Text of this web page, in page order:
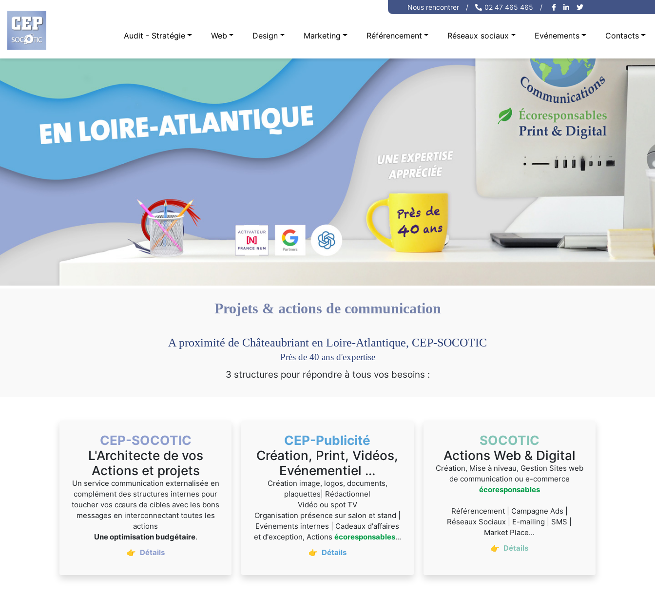
Nous rencontrer / 02 47 465 465 /
Audit - Stratégie Web Design Marketing Référencement Réseaux sociaux Evénements Contacts
Projets & actions de communication
A proximité de Châteaubriant en Loire-Atlantique, CEP-SOCOTIC
Près de 40 ans d'expertise
3 structures pour répondre à tous vos besoins :
CEP-SOCOTIC
L'Architecte de vos
Actions et projets
Un service communication externalisée en
complément des structures internes pour
toucher vos cœurs de cibles avec les bons
messages en interconnectant toutes les
actions
Une optimisation budgétaire.
👉 Détails
CEP-Publicité
Création, Print, Vidéos,
Evénementiel ...
Création image, logos, documents,
plaquettes| Rédactionnel
Vidéo ou spot TV
Organisation présence sur salon et stand |
Evénements internes | Cadeaux d'affaires
et d'exception, Actions écoresponsables...
👉 Détails
SOCOTIC
Actions Web & Digital
Création, Mise à niveau, Gestion Sites web
de communication ou e-commerce
écoresponsables
Référencement | Campagne Ads |
Réseaux Sociaux | E-mailing | SMS |
Market Place...
👉 Détails